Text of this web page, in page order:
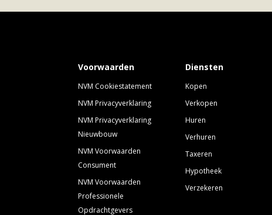
Voorwaarden
NVM Cookiestatement
NVM Privacyverklaring
NVM Privacyverklaring
Nieuwbouw
NVM Voorwaarden
Consument
NVM Voorwaarden
Professionele
Opdrachtgevers
Diensten
Kopen
Verkopen
Huren
Verhuren
Taxeren
Hypotheek
Verzekeren